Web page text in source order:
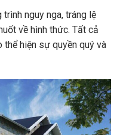
trình nguy nga, tráng lệ
về hình thức. Tất cả
hiện sự quyền quý và